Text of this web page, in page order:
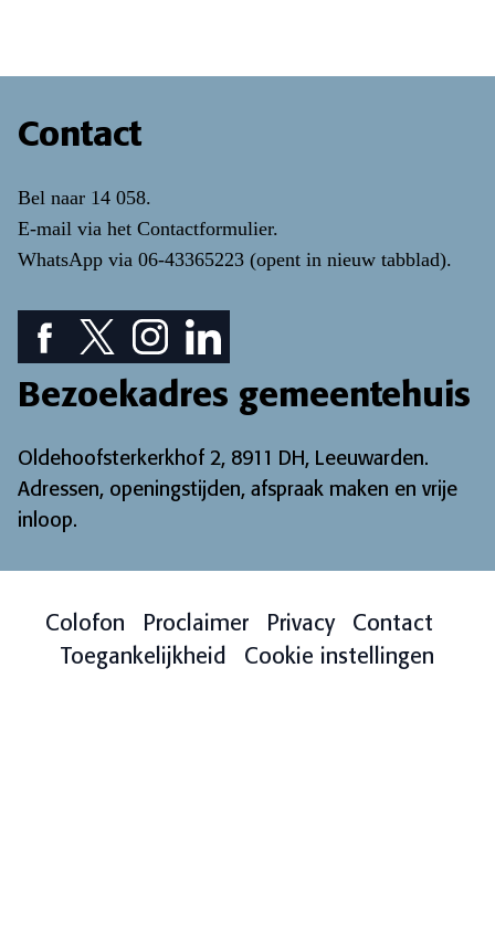
Contact
Bel naar 14 058.
E-mail via het Contactformulier.
WhatsApp via 06-43365223 (opent in nieuw tabblad).
Facebook pictogram: bekijk onze Facebook pagina
Twitter pictogram: bekijk onze Twitter pagina
Instagram pictogram: bekijk onze
LinkedIn pictogram: bekijk onze
Bezoekadres gemeentehuis
Oldehoofsterkerkhof 2, 8911 DH, Leeuwarden.
Adressen, openingstijden, afspraak maken en vrije
inloop.
Colofon Proclaimer Privacy
Contact
Toegankelijkheid
Cookie instellingen